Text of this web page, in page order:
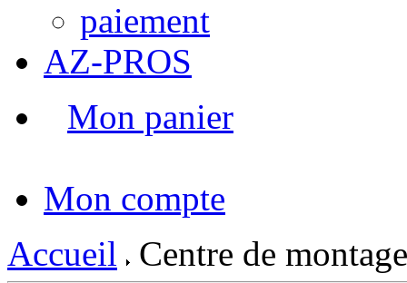
paiement
AZ-PROS
Mon panier
Mon compte
Accueil
Centre de